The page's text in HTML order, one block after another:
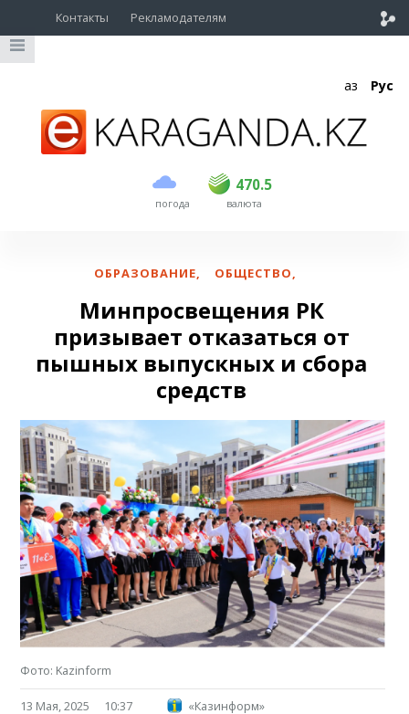
Контакты Рекламодателям
Қаз Рус
погода
470.5
USD 469 470.5
EUR валюта
ОБРАЗОВАНИЕ, ОБЩЕСТВО,
Минпросвещения РК
призывает отказаться от
пышных выпускных и сбора
средств
Фото: Kazinform
13 Мая, 2025 10:37 «Казинформ»